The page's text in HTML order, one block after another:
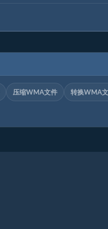
压缩WMA文件 转换WMA